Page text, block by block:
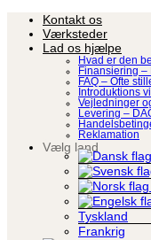
Fortsæt
indhold
Kontakt os
Værksteder
Lad os hjælpe
Hvad er den
Finansiering –
FAQ – Ofte
Introduktions
Vejledninger
Levering –
Reklamation
Vælg land
Tyskland
Frankrig